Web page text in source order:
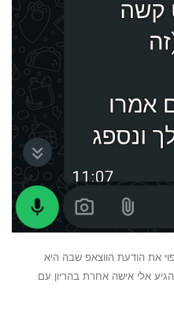
את הודעת הווצאפ שבה היא
אלי אישה אחרת בהריון עם